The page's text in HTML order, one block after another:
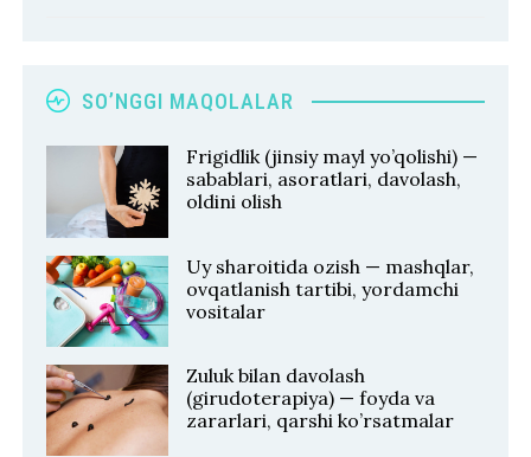
SO’NGGI MAQOLALAR
Frigidlik (jinsiy mayl yo’qolishi) —
sabablari, asoratlari, davolash,
oldini olish
Uy sharoitida ozish — mashqlar,
ovqatlanish tartibi, yordamchi
vositalar
Zuluk bilan davolash
(girudoterapiya) — foyda va
zararlari, qarshi ko’rsatmalar